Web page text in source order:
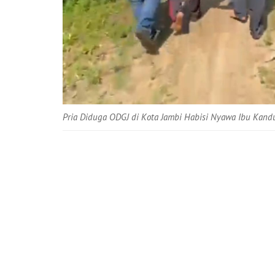
Pria Diduga ODGJ di Kota Jambi Habisi Nyawa Ibu